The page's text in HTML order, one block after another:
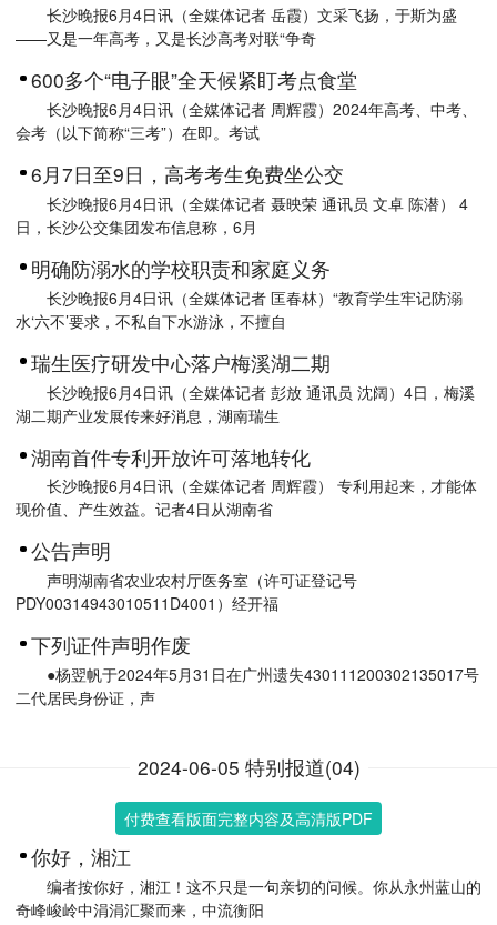
长沙晚报6月4日讯（全媒体记者 岳霞）文采飞扬，于斯为盛
——又是一年高考，又是长沙高考对联“争奇
600多个“电子眼”全天候紧盯考点食堂
长沙晚报6月4日讯（全媒体记者 周辉霞）2024年高考、中考、
会考（以下简称“三考”）在即。考试
6月7日至9日，高考考生免费坐公交
长沙晚报6月4日讯（全媒体记者 聂映荣 通讯员 文卓 陈潜） 4
日，长沙公交集团发布信息称，6月
明确防溺水的学校职责和家庭义务
长沙晚报6月4日讯（全媒体记者 匡春林）“教育学生牢记防溺
水‘六不’要求，不私自下水游泳，不擅自
瑞生医疗研发中心落户梅溪湖二期
长沙晚报6月4日讯（全媒体记者 彭放 通讯员 沈阔）4日，梅溪
湖二期产业发展传来好消息，湖南瑞生
湖南首件专利开放许可落地转化
长沙晚报6月4日讯（全媒体记者 周辉霞） 专利用起来，才能体
现价值、产生效益。记者4日从湖南省
公告声明
声明湖南省农业农村厅医务室（许可证登记号
PDY00314943010511D4001）经开福
下列证件声明作废
●杨翌帆于2024年5月31日在广州遗失430111200302135017号
二代居民身份证，声
2024-06-05 特别报道(04)
付费查看版面完整内容及高清版PDF
你好，湘江
编者按你好，湘江！这不只是一句亲切的问候。你从永州蓝山的
奇峰峻岭中涓涓汇聚而来，中流衡阳